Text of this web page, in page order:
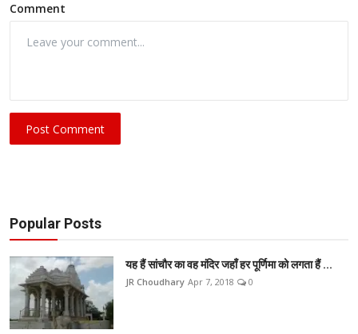
Comment
Post Comment
Popular Posts
यह हैं सांचौर का वह मंदिर जहाँ हर पूर्णिमा को लगता हैं ...
JR Choudhary Apr 7, 2018 0